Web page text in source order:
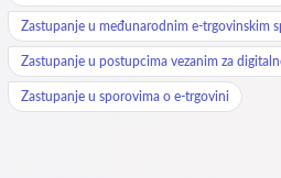
Zastupanje u međunarodnim e-trgovinskim
Zastupanje u postupcima vezanim za
Zastupanje u sporovima o e-trgovini